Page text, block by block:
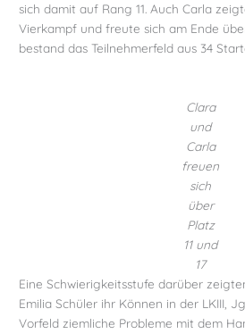
sich damit auf Rang 11. Auch Carla
Vierkampf und freute sich am Ende
bestand das Teilnehmerfeld aus 34
Clara
und
Carla
freuen
sich
über
Platz
11 und
17
Eine Schwierigkeitsstufe darüber
Emilia Schüler ihr Können in der LKIII,
Vorfeld ziemliche Probleme mit dem